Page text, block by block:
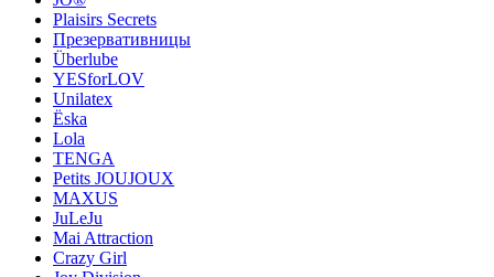
Plaisirs Secrets
Презервативницы
Überlube
YESforLOV
Unilatex
Ёska
Lola
TENGA
Petits JOUJOUX
MAXUS
JuLeJu
Mai Attraction
Crazy Girl